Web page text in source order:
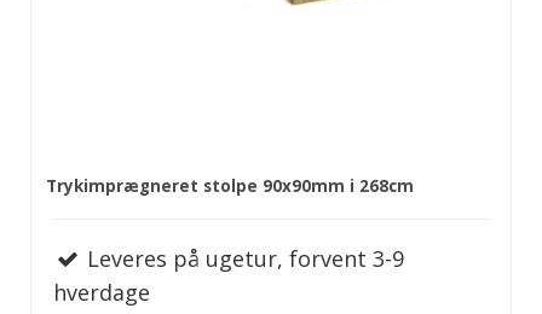
Trykimprægneret stolpe 90x90mm i 268cm
Leveres på ugetur, forvent 3-9
hverdage